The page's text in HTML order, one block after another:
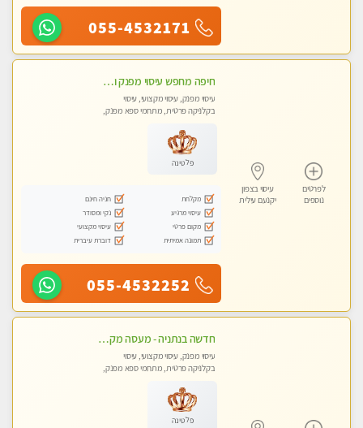
055-4532171
לפרטים
נוספים
עיסוי בצפון
יקנעם עילית
חיפה מחפש עיסוי מפנק ומרגיע ?
עיסוי מפנק, עיסוי מקצועי, עיסוי
בקלניקה פרטית, מתחמי ספא מפנק,
פלטינה
מקלחת
חניה חינם
עיסוי מרגיע
נקי ומסודר
מקום פרטי
עיסוי מקצועי
תמונה אמיתית
דוברת עיברית
055-4532252
חדשה בנתניה - מעסה מקצועית מהממת ובלתי נשכחת !!!!
עיסוי מפנק, עיסוי מקצועי, עיסוי
בקלניקה פרטית, מתחמי ספא מפנק,
פלטינה